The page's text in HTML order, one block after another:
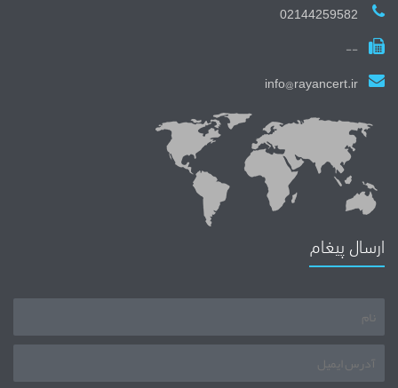
02144259582
--
info@rayancert.ir
ارسال پیغام